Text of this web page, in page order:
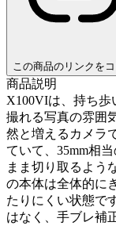
この商品のリンクを
商品説明
X100VIは、持ち歩
撮れる写真の雰囲
然と増えるカメラ
ていて、35mm相
まま切り取るよう
の本体は全体的に
たりにくい状態で
はなく、手ブレ補